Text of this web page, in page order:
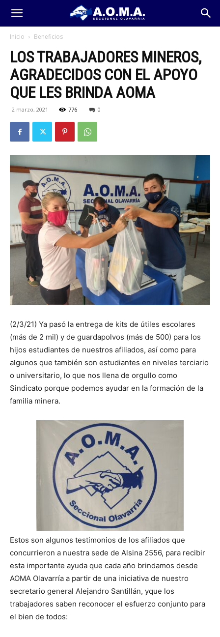
Inicio Beneficios
LOS TRABAJADORES MINEROS,
AGRADECIDOS CON EL APOYO
QUE LES BRINDA AOMA
2 marzo, 2021 776 0
(2/3/21) Ya pasó la entrega de kits de útiles escolares
(más de 2 mil) y de guardapolvos (más de 500) para los
hijos estudiantes de nuestros afiliados, así como para
algunos que también son estudiantes en niveles terciario
o universitario, lo que nos llena de orgullo como
Sindicato porque podemos ayudar en la formación de la
familia minera.
Estos son algunos testimonios de los afiliados que
concurrieron a nuestra sede de Alsina 2556, para recibir
esta importante ayuda que cada año brindamos desde
AOMA Olavarría a partir de una iniciativa de nuestro
secretario general Alejandro Santillán, yque los
trabajadores saben reconocer el esfuerzo conjunto para
el bien de todos: